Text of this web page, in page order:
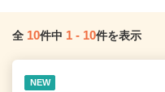
全 10件中 1 - 10件を表示
NEW